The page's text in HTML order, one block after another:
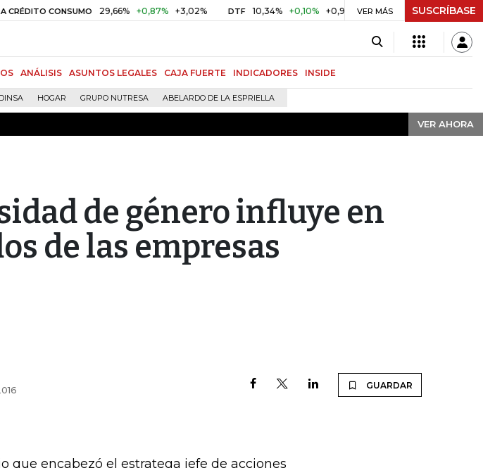
CONSUMO 29,66% +0,87% +3,02% DTF 10,34% +0,10% +0,98% UVR $ 416,91 +$ 0,05 +0,01%
VER MÁS SUSCRÍBASE
ANÁLISIS ASUNTOS LEGALES CAJA FUERTE INDICADORES INSIDE
HOGAR GRUPO NUTRESA ABELARDO DE LA ESPRIELLA
VER AHORA
VER AHORA
de género influye en
de las empresas
GUARDAR
que encabezó el estratega jefe de acciones